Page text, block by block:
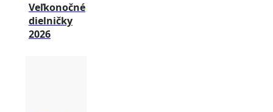
Veľkonočné
dielničky
2026